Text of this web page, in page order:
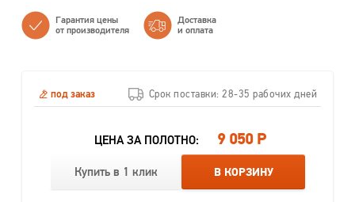
Гарантия цены
от производителя
Доставка
и оплата
под заказ Срок поставки: 28-35 рабочих дней
ЦЕНА ЗА ПОЛОТНО: 9 050 Р
Купить в 1 клик В КОРЗИНУ